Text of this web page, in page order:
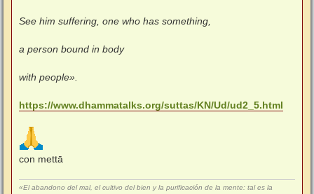
See him suffering, one who has something,
a person bound in body
with people».
https://www.dhammatalks.org/suttas/KN/Ud/ud2_5.html
con mettā
«El abandono del mal, el cultivo del bien y la purificación de la mente: tal es la